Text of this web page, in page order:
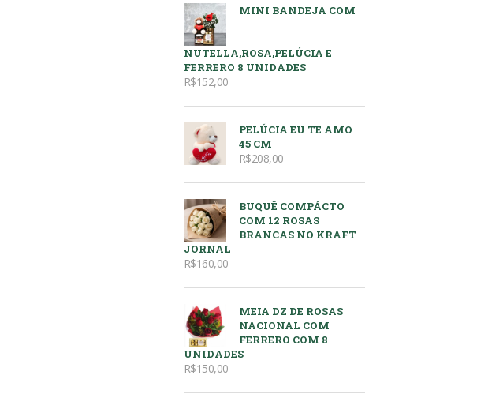
MINI BANDEJA COM
NUTELLA,ROSA,PELÚCIA E
FERRERO 8 UNIDADES
R$152,00
PELÚCIA EU TE AMO
45 CM
R$208,00
BUQUÊ COMPÁCTO
COM 12 ROSAS
BRANCAS NO KRAFT
JORNAL
R$160,00
MEIA DZ DE ROSAS
NACIONAL COM
FERRERO COM 8
UNIDADES
R$150,00